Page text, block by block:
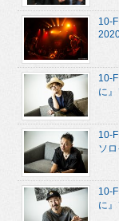
10-
10-
に
10-
ソ
10-
に